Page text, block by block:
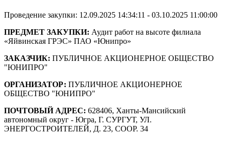
Проведение закупки: 12.09.2025 14:34:11 - 03.10.2025 11:00:00
ПРЕДМЕТ ЗАКУПКИ: Аудит работ на высоте филиала
«Яйвинская ГРЭС» ПАО «Юнипро»
ЗАКАЗЧИК: ПУБЛИЧНОЕ АКЦИОНЕРНОЕ ОБЩЕСТВО
"ЮНИПРО"
ОРГАНИЗАТОР: ПУБЛИЧНОЕ АКЦИОНЕРНОЕ
ОБЩЕСТВО "ЮНИПРО"
ПОЧТОВЫЙ АДРЕС: 628406, Ханты-Мансийский
автономный округ - Югра, Г. СУРГУТ, УЛ.
ЭНЕРГОСТРОИТЕЛЕЙ, Д. 23, СООР. 34